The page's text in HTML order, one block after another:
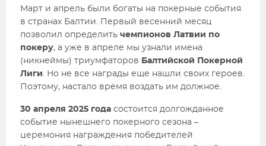
Март и апрель были богаты на покерные события
в странах Балтии. Первый весенний месяц
позволил определить чемпионов Латвии по
покеру, а уже в апреле мы узнали имена
(никнеймы) триумфаторов Балтийской Покерной
Лиги. Но не все награды еще нашли своих героев.
Поэтому, настало время воздать им должное.
30 апреля 2025 года состоится долгожданное
событие нынешнего покерного сезона –
церемония награждения победителей